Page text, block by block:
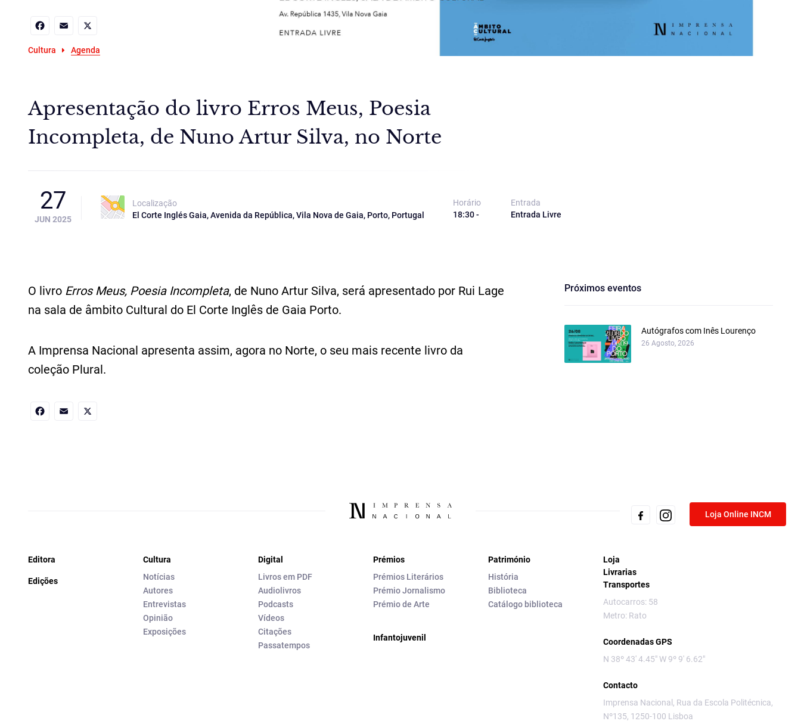
Facebook
Email
X
Cultura Agenda
Apresentação do livro Erros Meus, Poesia
Incompleta, de Nuno Artur Silva, no Norte
27
JUN 2025
Localização
El Corte Inglés Gaia, Avenida da República, Vila Nova de Gaia, Porto, Portugal
Horário
18:30 -
Entrada
Entrada Livre
O livro Erros Meus, Poesia Incompleta, de Nuno Artur Silva, será apresentado por Rui Lage
na sala de âmbito Cultural do El Corte Inglês de Gaia Porto.
A Imprensa Nacional apresenta assim, agora no Norte, o seu mais recente livro da
coleção Plural.
Próximos eventos
Autógrafos com Inês Lourenço
26 Agosto, 2026
Loja Online INCM
Editora
Edições
Cultura
Notícias
Autores
Entrevistas
Opinião
Exposições
Digital
Livros em PDF
Audiolivros
Podcasts
Vídeos
Citações
Passatempos
Prémios
Prémios Literários
Prémio Jornalismo
Prémio de Arte
Infantojuvenil
Património
História
Biblioteca
Catálogo biblioteca
Loja
Livrarias
Transportes
Autocarros: 58
Metro: Rato
Coordenadas GPS
N 38º 43' 4.45" W 9º 9' 6.62"
Contacto
Imprensa Nacional, Rua da Escola Politécnica,
Nº135, 1250-100 Lisboa